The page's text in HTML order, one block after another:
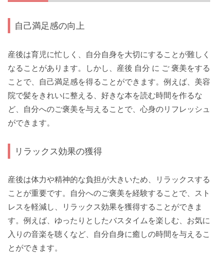
自己満足感の向上
産後は育児に忙しく、自分自身を大切にすることが難しく
なることがあります。しかし、産後 自分 に ご 褒美をする
ことで、自己満足感を得ることができます。例えば、美容
院で髪をきれいに整える、好きな本を読む時間を作るな
ど、自分へのご褒美を与えることで、心身のリフレッシュ
ができます。
リラックス効果の獲得
産後は体力や精神的な負担が大きいため、リラックスする
ことが重要です。自分へのご褒美を経験することで、スト
レスを軽減し、リラックス効果を獲得することができま
す。例えば、ゆったりとしたバスタイムを楽しむ、お気に
入りの音楽を聴くなど、自分自身に癒しの時間を与えるこ
とができます。